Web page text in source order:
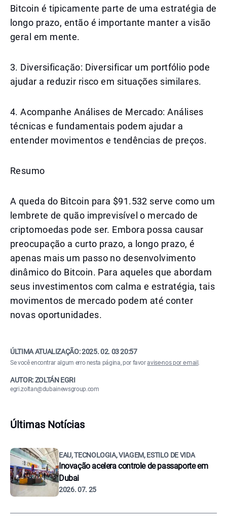
Bitcoin é tipicamente parte de uma estratégia de
longo prazo, então é importante manter a visão
geral em mente.
3. Diversificação: Diversificar um portfólio pode
ajudar a reduzir risco em situações similares.
4. Acompanhe Análises de Mercado: Análises
técnicas e fundamentais podem ajudar a
entender movimentos e tendências de preços.
Resumo
A queda do Bitcoin para $91.532 serve como um
lembrete de quão imprevisível o mercado de
criptomoedas pode ser. Embora possa causar
preocupação a curto prazo, a longo prazo, é
apenas mais um passo no desenvolvimento
dinâmico do Bitcoin. Para aqueles que abordam
seus investimentos com calma e estratégia, tais
movimentos de mercado podem até conter
novas oportunidades.
ÚLTIMA ATUALIZAÇÃO:2025. 02. 03 20:57
Se você encontrar algum erro nesta página, por favoravise-nos por e-mail .
AUTOR: ZOLTÁN EGRI
egri.zoltan@dubainewsgroup.com
Últimas Notícias
EAU, TECNOLOGIA, VIAGEM, ESTILO DE VIDA
Inovação acelera controle de passaporte em
Dubai
2026. 07. 25